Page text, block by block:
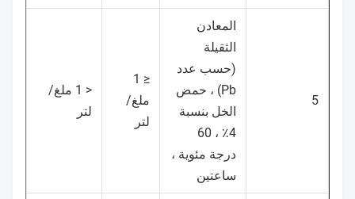
5
المعادن
الثقيلة
(حسب عدد
Pb) ، حمض
الخل بنسبة
4٪ ، 60
درجة مئوية ،
ساعتين
≤ 1
ملغ/
لتر
< 1 ملغ/
لتر